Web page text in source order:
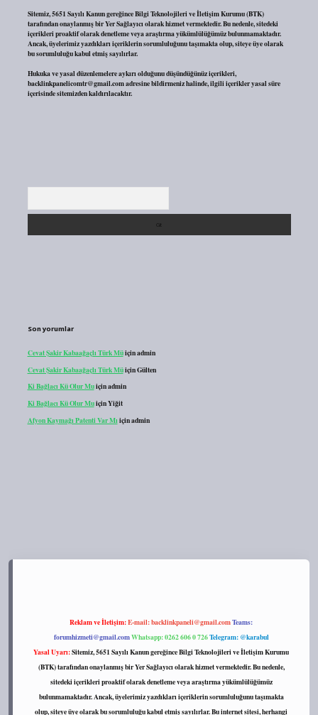
Sitemiz, 5651 Sayılı Kanun gereğince Bilgi Teknolojileri ve İletişim Kurumu (BTK)
tarafından onaylanmış bir Yer Sağlayıcı olarak hizmet vermektedir. Bu nedenle, sitedeki
içerikleri proaktif olarak denetleme veya araştırma yükümlülüğümüz bulunmamaktadır.
Ancak, üyelerimiz yazdıkları içeriklerin sorumluluğunu taşımakta olup, siteye üye olarak
bu sorumluluğu kabul etmiş sayılırlar.
Hukuka ve yasal düzenlemelere aykırı olduğunu düşündüğünüz içerikleri,
backlinkpanelicomtr@gmail.comadresine bildirmeniz halinde, ilgili içerikler yasal süre
içerisinde sitemizden kaldırılacaktır.
Son yorumlar
Cevat Şakir Kabaağaçlı Türk Müiçinadmin
Cevat Şakir Kabaağaçlı Türk MüiçinGülten
Ki Bağlacı Kü Olur Muiçinadmin
Ki Bağlacı Kü Olur MuiçinYiğit
Afyon Kaymağı Patenti Var Mı içinadmin
Reklam ve İletişim:E-mail:backlinkpaneli@gmail.comTeams:
forumhizmeti@gmail.comWhatsapp: 0262 606 0 726Telegram: @karabul
Yasal Uyarı:Sitemiz, 5651 Sayılı Kanun gereğince Bilgi Teknolojileri ve İletişim Kurumu
(BTK) tarafından onaylanmış bir Yer Sağlayıcı olarak hizmet vermektedir. Bu nedenle,
sitedeki içerikleri proaktif olarak denetleme veya araştırma yükümlülüğümüz
bulunmamaktadır. Ancak, üyelerimiz yazdıkları içeriklerin sorumluluğunu taşımakta
olup, siteye üye olarak bu sorumluluğu kabul etmiş sayılırlar. Bu internet sitesi, herhangi